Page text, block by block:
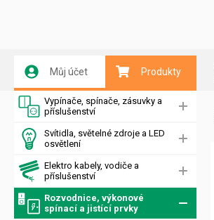
Můj účet Produkty
Vypínače, spínače, zásuvky a
příslušenství
Svítidla, světelné zdroje a LED
osvětlení
Elektro kabely, vodiče a
příslušenství
Rozvodnice, výkonové
spínací a jistící prvky